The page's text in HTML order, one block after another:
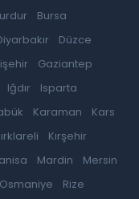
Bursa
Düzce
Gaziantep
Iğdır
Isparta
Karaman
Kars
Kırşehir
Mardin
Mersin
Osmaniye
Rize